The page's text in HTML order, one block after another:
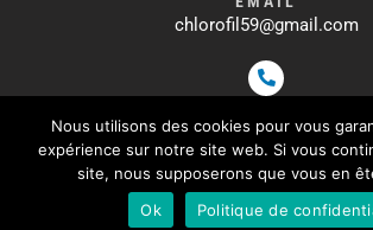
chlorofil59@gmail.com
09 72 33 00 16
MENTIONS LÉGALES POLITIQUE DE
CGV
Nous utilisons des cookies pour vous
expérience sur notre site web. Si vous
site, nous supposerons que vous en
Ok
Politique de